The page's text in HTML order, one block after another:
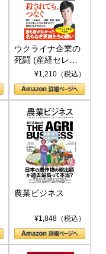
ウクライナ企業の
死闘 (産経セレク
ト S 039)¥1,210（税込）
農業ビジネス
¥1,848（税込）